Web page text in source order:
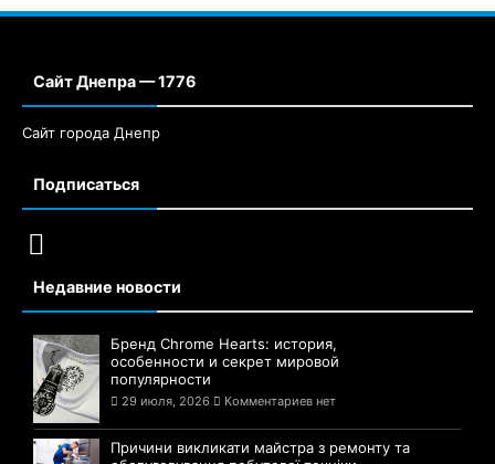
Сайт Днепра — 1776
Сайт города Днепр
Подписаться
Недавние новости
Бренд Chrome Hearts: история,
особенности и секрет мировой
популярности
29 июля, 2026 Комментариев нет
Причини викликати майстра з ремонту та